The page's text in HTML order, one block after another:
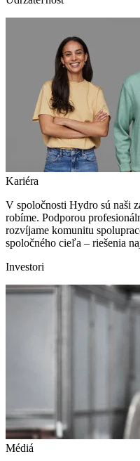
Kariéra
V spoločnosti Hydro sú naši
robíme. Podporou
rozvíjame komunitu
spoločného cieľa – riešenia
Investori
Médiá